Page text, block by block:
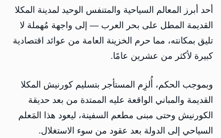
أحد أبرز المعالم السياحية والمتنفس الوحيد لمدينة المكلا
القديمة المطل على بحر العرب — إلى واجهة مُهملة لا
تليق بمكانته، مما حرم الخزينة العامة من عوائد اقتصادية
كبيرة لأكثر من عشرين عامًا.
وبموجب الحكم، أُلزِم المستأجر بتسليم كورنيش المكلا
القديمة والمباني الواقعة عليه الممتدة من بعد حديقة
الكورنيش وحتى مبنى مطعم السفينة، ليعود هذا المَعلم
السياحي إلى الدولة بعد عقود من سوء الاستغلال.